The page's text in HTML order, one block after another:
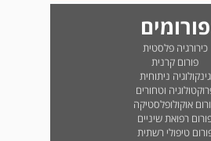
פורומים
כירורגיה פלסטית
פורום קרנית
גינקולוגיה ניתוחית
וטחורים
אוקולופלסטיקה
רפואת שיניים
טיפולי רשתית